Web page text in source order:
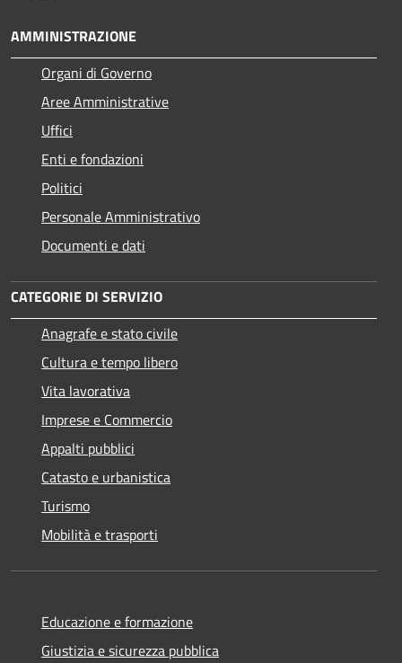
AMMINISTRAZIONE
Organi di Governo
Aree Amministrative
Uffici
Enti e fondazioni
Politici
Personale Amministrativo
Documenti e dati
CATEGORIE DI SERVIZIO
Anagrafe e stato civile
Cultura e tempo libero
Vita lavorativa
Imprese e Commercio
Appalti pubblici
Catasto e urbanistica
Turismo
Mobilità e trasporti
Educazione e formazione
Giustizia e sicurezza pubblica